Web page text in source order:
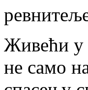
Живећи у
не само